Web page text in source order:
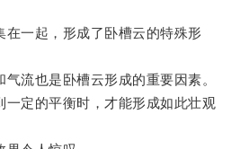
一起，形成了卧槽云的特殊形
流也是卧槽云形成的重要因素。
定的平衡时，才能形成如此壮观